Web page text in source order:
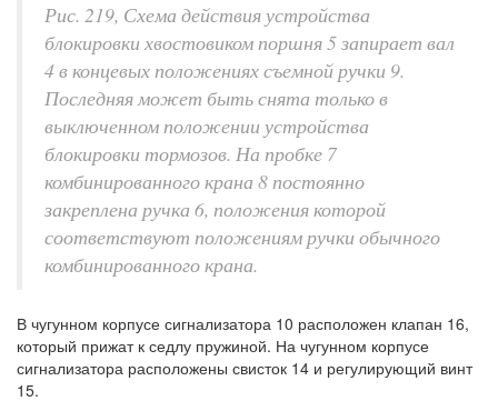
Рис. 219, Схема действия устройства
блокировки хвостовиком поршня 5 запирает вал
4 в концевых положениях съемной ручки 9.
Последняя может быть снята только в
выключенном положении устройства
блокировки тормозов. На пробке 7
комбинированного крана 8 постоянно
закреплена ручка 6, положения которой
соответствуют положениям ручки обычного
комбинированного крана.
В чугунном корпусе сигнализатора 10 расположен клапан 16,
который прижат к седлу пружиной. На чугунном корпусе
сигнализатора расположены свисток 14 и регулирующий винт
15.